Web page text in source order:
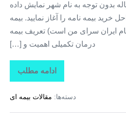
بدون توجه به نام شهر نمایش داده
خرید بیمه نامه را آغاز نمایید. بیمه
ایران سرای من است) تعریف بیمه
درمان تکمیلی اهمیت و […]
ادامه مطلب
تاراز
بیمه
بیمه
درمان
دسته‌ها: مقالات بیمه ای